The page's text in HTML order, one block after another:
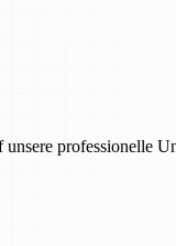
professionelle